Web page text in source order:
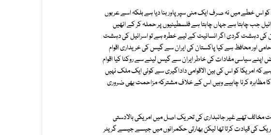
اس خطے میں نہ صرف ایک منی سپر پاور بنا دیا ہے بلکہ اسے عربوں
چاہتا ہے جہاں چاہتا ہے فلسطینیوں پر حملہ کر کے انھیں
کی دہشت گردی اگر انسانیت کے لیے خطرہ ہے تو اسرائیل کی دہشت
اور محافظ ہے کیا پاکستان کی ایران سے گیس کی خریداری اقوام
سیاسی مفادات کی خاطر ایران سے گیس لینے سے روکنا کیا اقوام
کہ امریکا کو اس کی بین الاقوامی داداگیری سے کوئی ایک ملک نہیں
مظاہرہ کرنا چاہیے وہیں اس کے خلاف مشترکہ مزاحمت بھی ضروری
مخالف تھے غیر جانبداری کی تحریک اصل میں امریکی بالادستی
کی قیادت کرتا تھا لیکن بھارتی حکمرانوں میں جیسے جیسے گریٹر